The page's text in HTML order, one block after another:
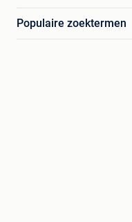
Populaire zoektermen